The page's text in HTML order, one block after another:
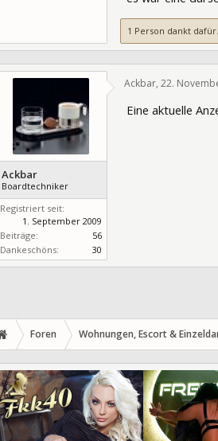
1 Person dankt dafür.
Ackbar
Boardtechniker
Registriert seit:
1. September 2009
Beiträge:
56
Dankeschöns:
30
Ackbar, 22.
Eine aktuelle
Foren Wohnungen, Escort &